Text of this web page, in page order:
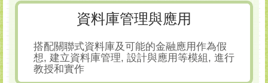
資料庫管理與應用
搭配關聯式資料庫及可能的金融應用作為假
想, 建立資料庫管理, 設計與應用等模組, 進行
教授和實作